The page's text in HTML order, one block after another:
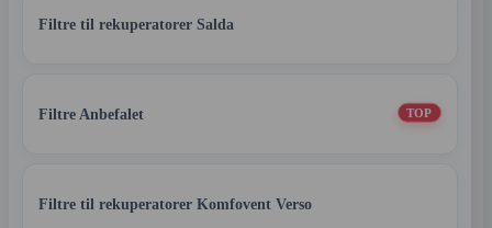
Filtre til rekuperatorer Salda
Filtre Anbefalet TOP
Filtre til rekuperatorer Komfovent Verso